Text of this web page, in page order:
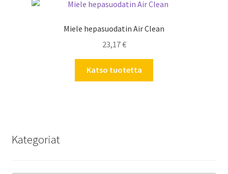
Miele hepasuodatin Air Clean
23,17€
Katso tuotetta
Kategoriat